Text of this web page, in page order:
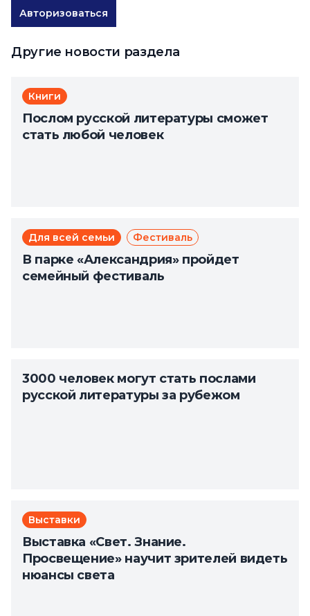
Авторизоваться
Другие новости раздела
Книги
Послом русской литературы сможет
стать любой человек
Для всей семьи Фестиваль
В парке «Александрия» пройдет
семейный фестиваль
3000 человек могут стать послами
русской литературы за рубежом
Выставки
Выставка «Свет. Знание.
Просвещение» научит зрителей видеть
нюансы света